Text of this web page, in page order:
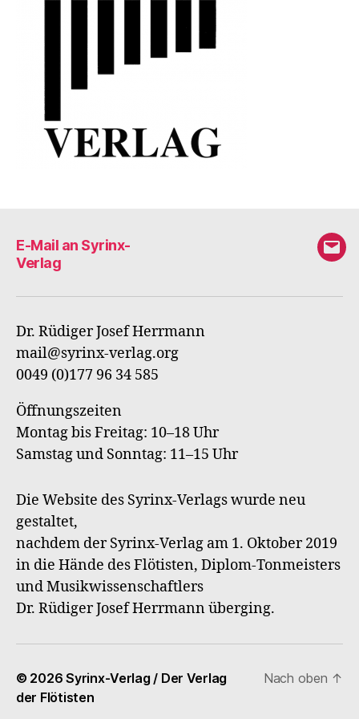
E-Mail an Syrinx-
Verlag
E-
an
Dr. Rüdiger Josef Herrmann
mail@syrinx-verlag.org
0049 (0)177 96 34 585
Öffnungszeiten
Montag bis Freitag: 10–18 Uhr
Samstag und Sonntag: 11–15 Uhr
Die Website des Syrinx-Verlags wurde neu
gestaltet,
nachdem der Syrinx-Verlag am 1. Oktober 2019
in die Hände des Flötisten, Diplom-Tonmeisters
und Musikwissenschaftlers
Dr. Rüdiger Josef Herrmann überging.
© 2026Syrinx-Verlag / Der Verlag
der Flötisten
Nach oben ↑